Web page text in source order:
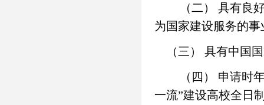
（二） 具有良
为国家建设服务的
（三） 具有中国
（四） 申请时
一流”建设高校全日